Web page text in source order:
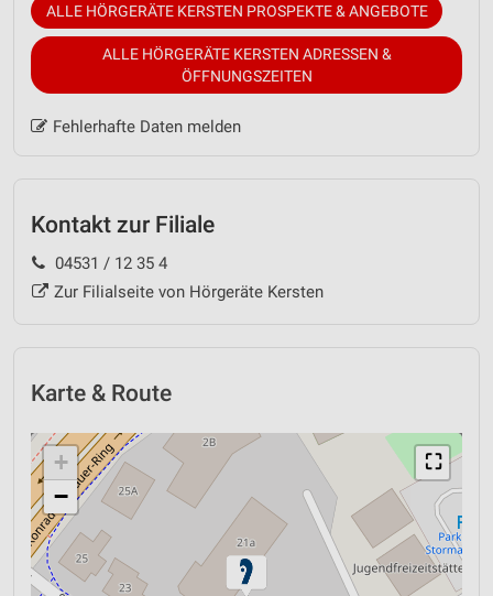
ALLE HÖRGERÄTE KERSTEN PROSPEKTE & ANGEBOTE
ALLE HÖRGERÄTE KERSTEN ADRESSEN &
ÖFFNUNGSZEITEN
Fehlerhafte Daten melden
Kontakt zur Filiale
04531 / 12 35 4
Zur Filialseite von Hörgeräte Kersten
Karte & Route
⛶
+
−